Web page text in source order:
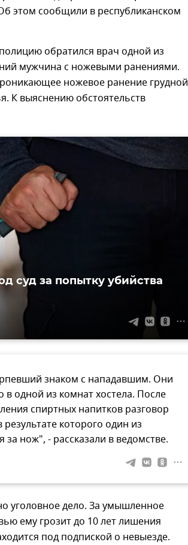
этом сообщили в республиканском
обратился врач одной из
мужчина с ножевыми ранениями.
ножевое ранение грудной
К выяснению обстоятельств
суд за попытку убийства
знаком с нападавшим. Они
одной из комнат хостела. После
спиртных напитков разговор
которого один из
за нож", - рассказали в ведомстве.
уголовное дело. За умышленное
ему грозит до 10 лет лишения
под подпиской о невыезде.